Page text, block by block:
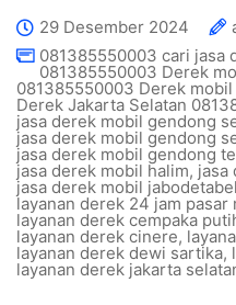
29 Desember 2024
081385550003 cari jasa
081385550003 Derek
081385550003 Derek
Derek Jakarta Selatan
jasa derek mobil gendong
jasa derek mobil gendong
jasa derek mobil gendong
jasa derek mobil halim, jasa
jasa derek mobil
layanan derek 24 jam pasar
layanan derek cempaka
layanan derek cinere,
layanan derek dewi sartika,
layanan derek jakarta